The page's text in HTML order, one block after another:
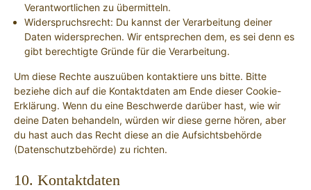
Verantwortlichen zu übermitteln.
Widerspruchsrecht: Du kannst der Verarbeitung deiner
Daten widersprechen. Wir entsprechen dem, es sei denn es
gibt berechtigte Gründe für die Verarbeitung.
Um diese Rechte auszuüben kontaktiere uns bitte. Bitte
beziehe dich auf die Kontaktdaten am Ende dieser Cookie-
Erklärung. Wenn du eine Beschwerde darüber hast, wie wir
deine Daten behandeln, würden wir diese gerne hören, aber
du hast auch das Recht diese an die Aufsichtsbehörde
(Datenschutzbehörde) zu richten.
10. Kontaktdaten